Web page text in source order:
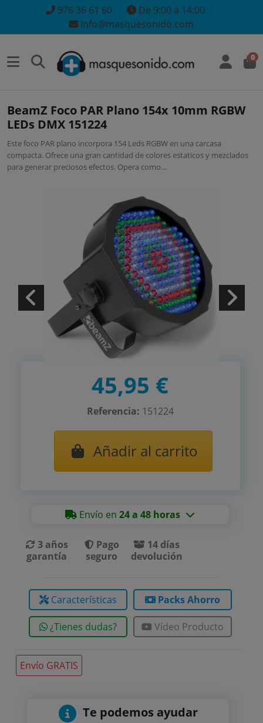
976 36 61 60
De 9:00 a 14:00
info@masquesonido.com
0
BeamZ Foco PAR Plano 154x 10mm RGBW
LEDs DMX 151224
Este foco PAR plano incorpora 154 Leds RGBW en una carcasa
compacta. Ofrece una gran cantidad de colores estaticos y mezclados
para generar preciosos efectos. Opera como...
Envío GRATIS
Te podemos ayudar
45,95 €
Referencia: 151224
Añadir al carrito
Envío en24 a 48 horas
3 años
garantía
Pago
seguro
14 días
devolución
Características Packs Ahorro
¿Tienes dudas? Vídeo Producto